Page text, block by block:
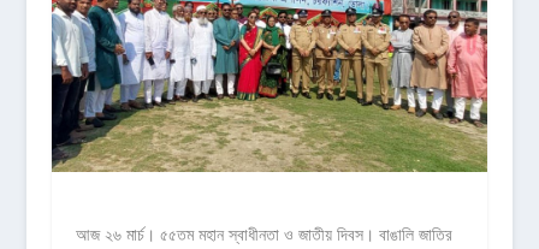
আজ ২৬ মার্চ। ৫৫তম মহান স্বাধীনতা ও জাতীয় দিবস। বাঙালি জাতির